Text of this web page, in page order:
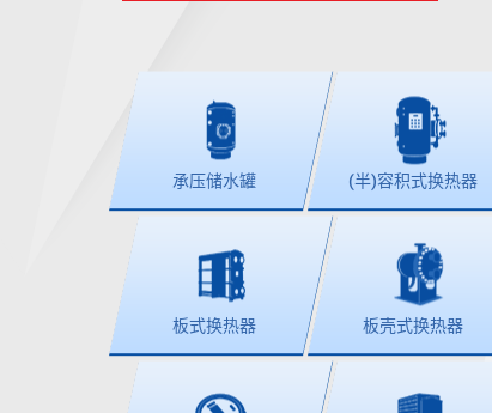
承压储水罐 (半)容积式换热器
板式换热器 板壳式换热器